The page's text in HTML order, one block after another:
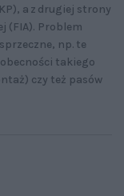
a z drugiej strony
(FIA). Problem
np. te
takiego
czy też pasów